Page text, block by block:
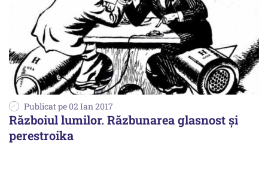
Publicat pe 02 Ian 2017
Războiul lumilor. Răzbunarea glasnost și
perestroika